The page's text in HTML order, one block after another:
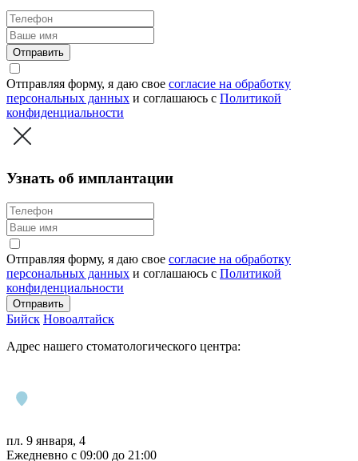
Отправить
Отправляя форму, я даю свое согласие на обработку
персональных данных и соглашаюсь c Политикой
конфиденциальности
Узнать об имплантации
Отправляя форму, я даю свое согласие на обработку
персональных данных и соглашаюсь c Политикой
конфиденциальности
Отправить
Бийск Новоалтайск
Адрес нашего стоматологического центра:
пл. 9 января, 4
Ежедневно с 09:00 до 21:00